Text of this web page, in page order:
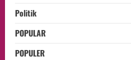
Politik
POPULAR
POPULER